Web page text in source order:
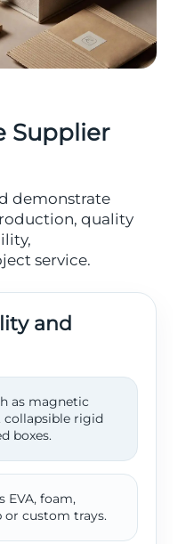
Supplier
demonstrate
quality
service.
and
as magnetic
collapsible rigid
boxes.
EVA, foam,
or custom trays.